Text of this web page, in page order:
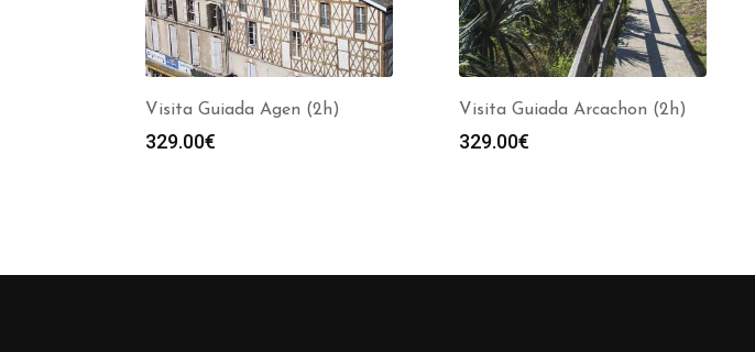
Visita Guiada Agen (2h)
329.00€
Visita Guiada Arcachon (2h)
329.00€